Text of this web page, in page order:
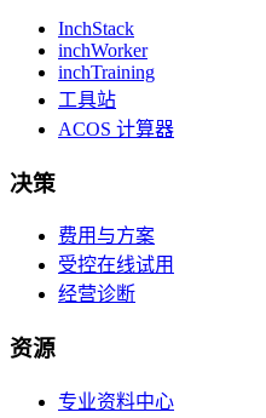
InchStack
inchWorker
inchTraining
工具站
ACOS 计算器
决策
费用与方案
受控在线试用
经营诊断
资源
专业资料中心